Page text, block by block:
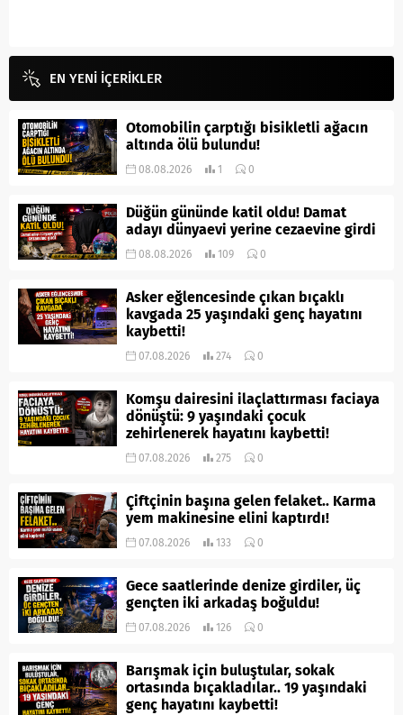
EN YENİ İÇERİKLER
Otomobilin çarptığı bisikletli ağacın
altında ölü bulundu!
08.08.2026 1 0
Düğün gününde katil oldu! Damat
adayı dünyaevi yerine cezaevine girdi
08.08.2026 109 0
Asker eğlencesinde çıkan bıçaklı
kavgada 25 yaşındaki genç hayatını
kaybetti!
07.08.2026 274 0
Komşu dairesini ilaçlattırması faciaya
dönüştü: 9 yaşındaki çocuk
zehirlenerek hayatını kaybetti!
07.08.2026 275 0
Çiftçinin başına gelen felaket.. Karma
yem makinesine elini kaptırdı!
07.08.2026 133 0
Gece saatlerinde denize girdiler, üç
gençten iki arkadaş boğuldu!
07.08.2026 126 0
Barışmak için buluştular, sokak
ortasında bıçakladılar.. 19 yaşındaki
genç hayatını kaybetti!